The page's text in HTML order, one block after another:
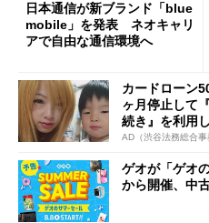
日本通信が新ブランド「blue
mobile」を発表 ネオキャリ
アで自由な通信環境へ
カードローン
ヶ月停止して
続き』を利用
AD（渋谷法務総合事
ゲオが「ゲオ
から開催、中